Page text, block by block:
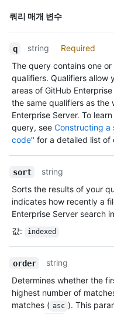
쿼리 매개 변수
이름,
q string
Required
The query contains one
qualifiers. Qualifiers allow
areas of GitHub
the same qualifiers as the
Enterprise Server. To
query, see Constructing a
code" for a detailed list of
sort
string
Sorts the results of your
indicates how recently a
Enterprise Server search
값: indexed
order
string
Determines whether the
highest number of
matches ( asc ). This